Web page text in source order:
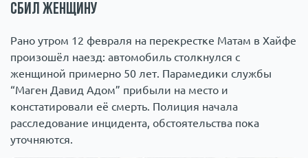
сбил женщину
Рано утром 12 февраля на перекрестке Матам в Хайфе
произошёл наезд: автомобиль столкнулся с
женщиной примерно 50 лет. Парамедики службы
“Маген Давид Адом” прибыли на место и
констатировали её смерть. Полиция начала
расследование инцидента, обстоятельства пока
уточняются.